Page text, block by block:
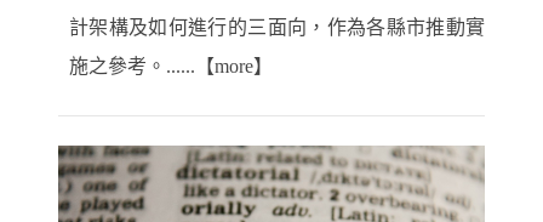
計架構及如何進行的三面向，作為各縣市推動實
施之參考。......【more】